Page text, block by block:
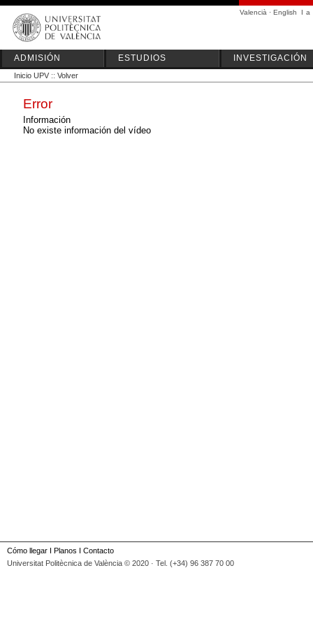
Valencià · English I a
ADMISIÓN ESTUDIOS INVESTIGACIÓN
Inicio UPV :: Volver
Error
Información
No existe información del vídeo
Cómo llegar I Planos I Contacto
Universitat Politècnica de València © 2020 · Tel. (+34) 96 387 70 00